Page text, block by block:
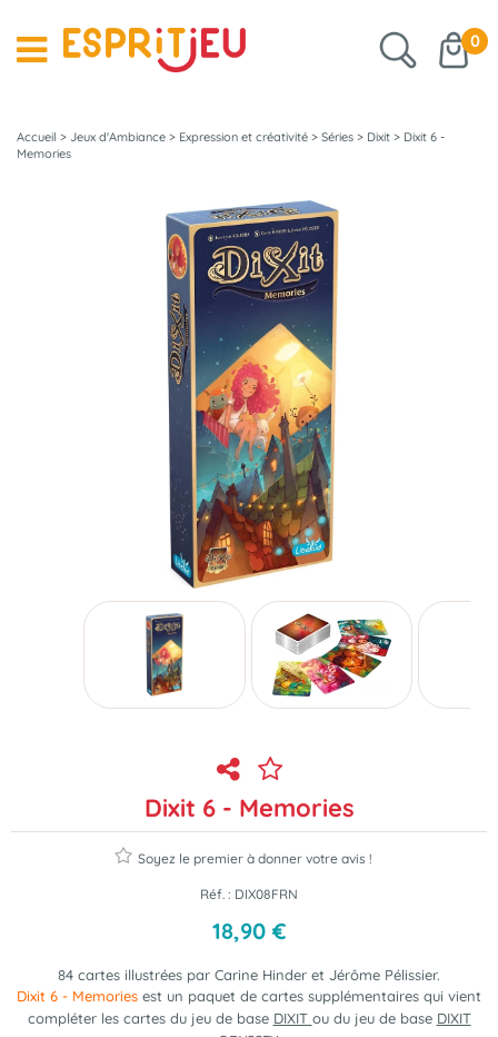
0
Accueil > Jeux d'Ambiance > Expression et créativité > Séries > Dixit > Dixit 6 -
Memories
Dixit 6 - Memories
Soyez le premier à donner votre avis !
Réf. : DIX08FRN
18,90 €
84 cartes illustrées par Carine Hinder et Jérôme Pélissier.
Dixit 6 - Memories est un paquet de cartes supplémentaires qui vient
compléter les cartes du jeu de base DIXIT ou du jeu de base DIXIT